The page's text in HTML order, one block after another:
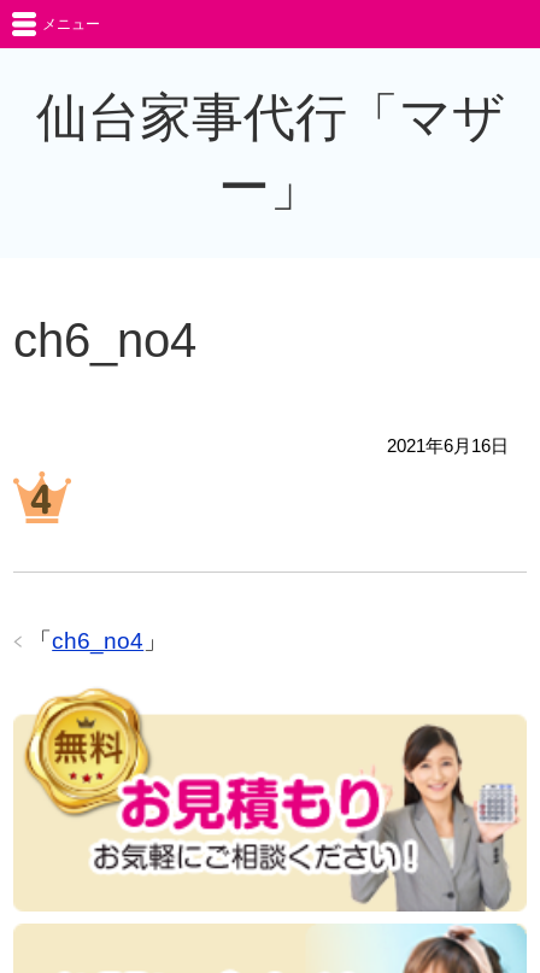
仙台家事代行「マザ
ー」
メニュー
ch6_no4
2021年6月16日
「ch6_no4 」